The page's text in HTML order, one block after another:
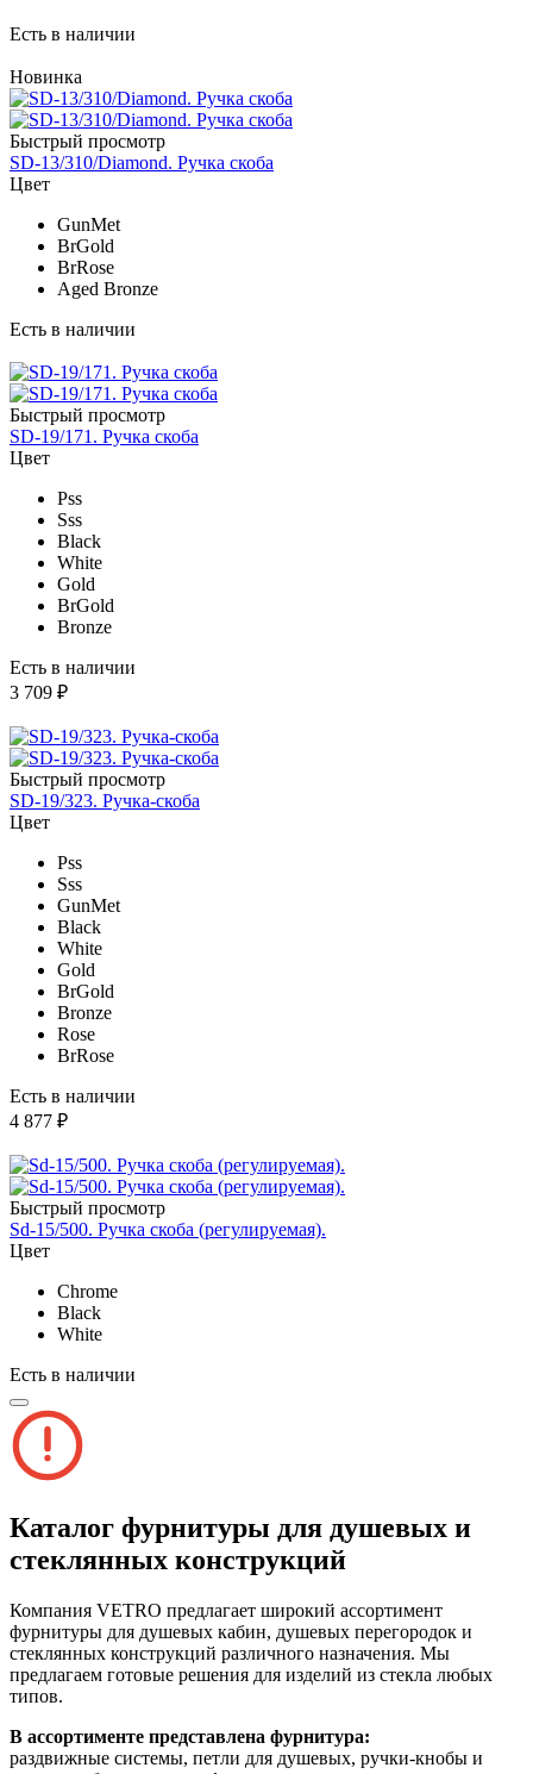
Есть в наличии
Новинка
Быстрый просмотр
SD-13/310/Diamond. Ручка скоба
Цвет
GunMet
BrGold
BrRose
Aged Bronze
Есть в наличии
Быстрый просмотр
SD-19/171. Ручка скоба
Цвет
Pss
Sss
Black
White
Gold
BrGold
Bronze
Есть в наличии
3 709 ₽
Быстрый просмотр
SD-19/323. Ручка-скоба
Цвет
Pss
Sss
GunMet
Black
White
Gold
BrGold
Bronze
Rose
BrRose
Есть в наличии
4 877 ₽
Быстрый просмотр
Sd-15/500. Ручка скоба (регулируемая).
Цвет
Chrome
Black
White
Есть в наличии
Каталог фурнитуры для душевых и
стеклянных конструкций
Компания VETRO предлагает широкий ассортимент
фурнитуры для душевых кабин, душевых перегородок и
стеклянных конструкций различного назначения. Мы
предлагаем готовые решения для изделий из стекла любых
типов.
В ассортименте представлена фурнитура:
раздвижные системы, петли для душевых, ручки-кнобы и